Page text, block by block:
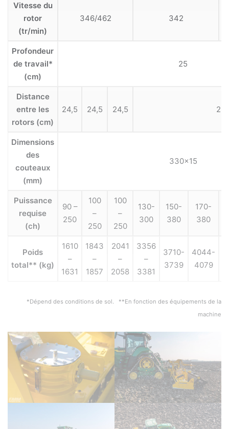
Vitesse du
rotor
(tr/min)
346/462 342
Profondeur
de travail*
(cm)
25
Distance
entre les
rotors (cm)
24,5 24,5 24,5 22
Dimensions
des
couteaux
(mm)
330×15
Puissance
requise
(ch)
90 –
250
100
–
250
100
–
250
130-
300
150-
380
170-
380
Poids
total** (kg)
1610
–
1631
1843
–
1857
2041
–
2058
3356
–
3381
3710-
3739
4044-
4079
*Dépend des conditions de sol. **En fonction des équipements de la
machine